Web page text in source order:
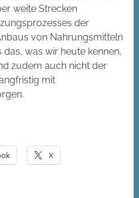
weite Strecken
der
von Nahrungsmitteln
was wir heute kennen,
zudem auch nicht der
mit
X